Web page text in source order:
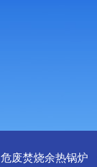
危废焚烧余热锅炉